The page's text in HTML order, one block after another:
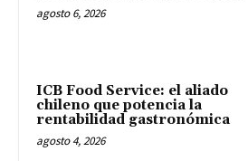
agosto 6, 2026
ICB Food Service: el aliado
chileno que potencia la
rentabilidad gastronómica
agosto 4, 2026